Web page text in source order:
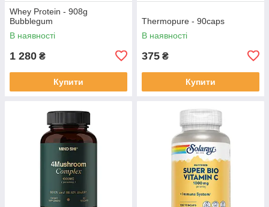
Whey Protein - 908g
Bubblegum
В наявності
1 280 ₴
Купити
Thermopure - 90caps
В наявності
375 ₴
Купити